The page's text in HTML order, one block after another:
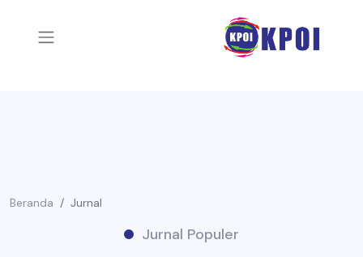
Beranda Jurnal
Jurnal Populer